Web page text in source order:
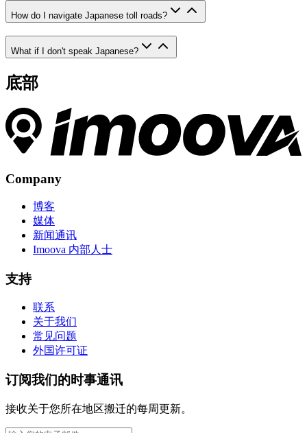
How do I navigate Japanese toll roads?
What if I don't speak Japanese?
底部
Company
博客
媒体
新闻通讯
Imoova 内部人士
支持
联系
关于我们
常见问题
外国许可证
订阅我们的时事通讯
接收关于您所在地区搬迁的每周更新。